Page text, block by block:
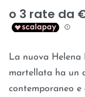
La nuova
martellata ha un
contemporaneo e